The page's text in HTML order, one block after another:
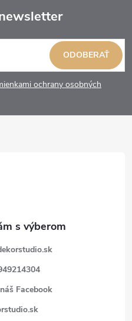
ochrany osobných
ODOBERAŤ
Facebook